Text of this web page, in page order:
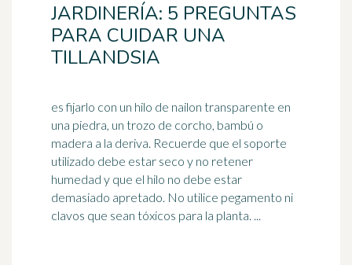
JARDINERÍA: 5 PREGUNTAS
PARA CUIDAR UNA
TILLANDSIA
es fijarlo con un hilo de nailon transparente en
una piedra, un trozo de corcho, bambú o
madera a la deriva. Recuerde que el soporte
utilizado debe estar seco y no retener
humedad y que el hilo no debe estar
demasiado apretado. No utilice pegamento ni
clavos que sean tóxicos para la planta. ...